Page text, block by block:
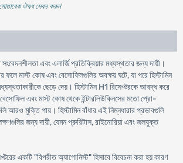
মোতাবেক ঔষধ সেবন করুন'
সংবেদনশীলতা এবং এলার্জি প্রতিক্রিয়ার মধ্যস্থতার জন্য দায়ী।
ফলে মাস্ট কোষ এবং বেসোফিলগুলির অবক্ষয় ঘটে, যা পরে হিস্টামিন
ছেড়ে দেয়। হিস্টামিন H1 রিসেপ্টরকে আবদ্ধ করে
এবং মাস্ট কোষ থেকে ইন্টারলিউকিনসের মতো প্রো-
আরও মুক্তি পায়। হিস্টামিন বাঁধার এই নিম্নধারার প্রভাবগুলি
জন্য দায়ী, যেমন প্রুরিটাস, রাইনোরিয়া এবং জলযুক্ত
একটি "বিপরীত অ্যাগোনিস্ট" হিসাবে বিবেচনা করা হয় কারণ